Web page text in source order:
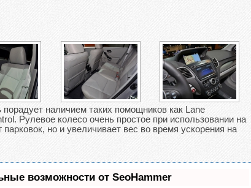
наличием таких помощников как Lane
Рулевое колесо очень простое при использовании на
но и увеличивает вес во время ускорения на
возможности от SeoHammer